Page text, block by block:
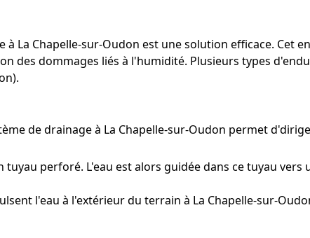
La Chapelle-sur-Oudon est une solution efficace. Cet
des dommages liés à l'humidité. Plusieurs types
de drainage à La Chapelle-sur-Oudon permet
perforé. L'eau est alors guidée dans ce tuyau vers
l'eau à l'extérieur du terrain à La Chapelle-sur-